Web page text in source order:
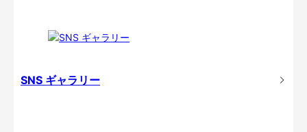
SNS ギャラリー